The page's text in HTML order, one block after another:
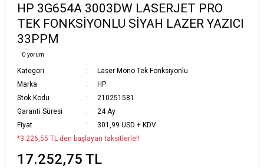
HP 3G654A 3003DW LASERJET PRO
TEK FONKSİYONLU SİYAH LAZER YAZICI
33PPM
0 yorum
Kategori
Laser Mono Tek Fonksiyonlu
Marka
HP
Stok Kodu
210251581
Garanti Süresi
24 Ay
Fiyat
301,99 USD + KDV
*3.226,55 TL den başlayan taksitlerle!!
17.252,75 TL